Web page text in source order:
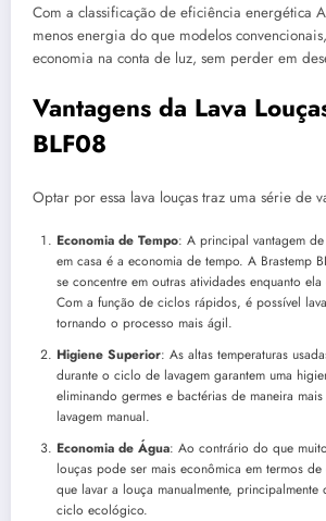
Com a classificação de eficiência energética
menos energia do que modelos
economia na conta de luz, sem perder em
Vantagens da Lava
BLF08
Optar por essa lava louças traz uma série de
Economia de Tempo: A principal vantagem
em casa é a economia de tempo. A Brastemp
se concentre em outras atividades enquanto
Com a função de ciclos rápidos, é possível
tornando o processo mais ágil.
Higiene Superior: As altas temperaturas
durante o ciclo de lavagem garantem uma
eliminando germes e bactérias de maneira
lavagem manual.
Economia de Água: Ao contrário do que
louças pode ser mais econômica em termos
que lavar a louça manualmente,
ciclo ecológico.